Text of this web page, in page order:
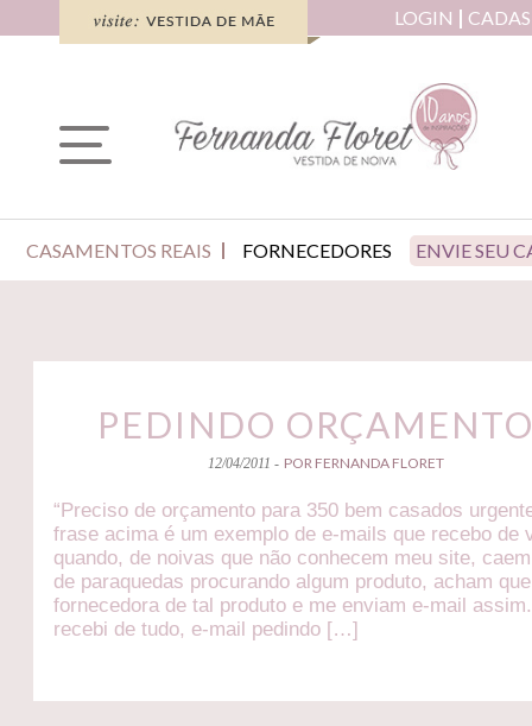
LOGIN
CASAMENTOS REAIS FORNECEDORES ENVIE SEU
PEDINDO
12/04/2011 - POR FERNANDA FLORET
“Preciso de orçamento para 350 bem casados
frase acima é um exemplo de e-mails que recebo de
quando, de noivas que não conhecem meu site,
de paraquedas procurando algum produto, acham
fornecedora de tal produto e me enviam e-mail
recebi de tudo, e-mail pedindo […]